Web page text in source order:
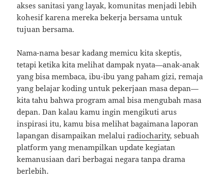
akses sanitasi yang layak, komunitas menjadi lebih
kohesif karena mereka bekerja bersama untuk
tujuan bersama.
Nama-nama besar kadang memicu kita skeptis,
tetapi ketika kita melihat dampak nyata—anak-anak
yang bisa membaca, ibu-ibu yang paham gizi, remaja
yang belajar koding untuk pekerjaan masa depan—
kita tahu bahwa program amal bisa mengubah masa
depan. Dan kalau kamu ingin mengikuti arus
inspirasi itu, kamu bisa melihat bagaimana laporan
lapangan disampaikan melaluiradiocharity, sebuah
platform yang menampilkan update kegiatan
kemanusiaan dari berbagai negara tanpa drama
berlebih.